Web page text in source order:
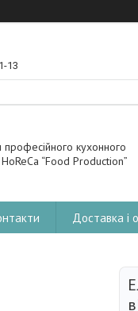
13
професійного кухонного
“Food Production”
Доставка і